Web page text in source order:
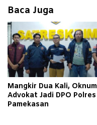
Baca Juga
Mangkir Dua Kali, Oknum
Advokat Jadi DPO Polres
Pamekasan